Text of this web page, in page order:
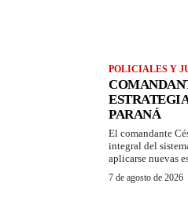
POLICIALES Y
PARANÁ
El comandante
integral del
aplicarse nuevas
7 de agosto de 2026